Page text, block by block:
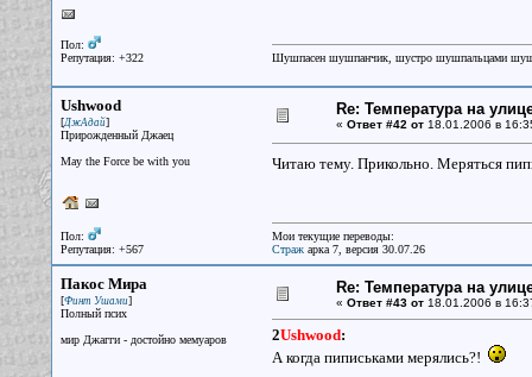
Пол:
Репутация: +322
Шушпасен шушпанчик, шустро шушпальцами
Ushwood
[ДжАдай]
Прирожденный Джаец
May the Force be with you
Пол:
Репутация: +567
Re: Температура на
« Ответ #42 от18.01.2006 в
Читаю тему. Прикольно. Меряться
Мои текущие переводы:
Стражарка 7, версия 30.07.26
Пакос Мира
[Финт Ушами]
Полный псих
мир Джагги - достойно мемуаров
Re: Температура на
« Ответ #43 от18.01.2006 в
2Ushwood:
А когда пиписьками мерялись?!